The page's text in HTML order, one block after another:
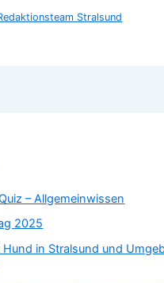
Stralsund
– Allgemeinwissen
2025
Hund in Stralsund und